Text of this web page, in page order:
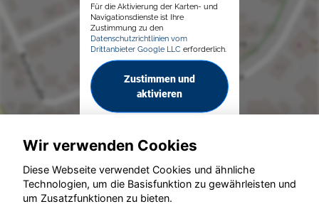
Für die Aktivierung der Karten- und
Navigationsdienste ist Ihre
Zustimmung zu den
Datenschutzrichtlinien vom
Drittanbieter Google LLC erforderlich.
Zustimmen und
aktivieren
© konjunkturmotor.de GmbH 2020 - 2026
Wir verwenden Cookies
Diese Webseite verwendet Cookies und ähnliche
Technologien, um die Basisfunktion zu gewährleisten und
um Zusatzfunktionen zu bieten.